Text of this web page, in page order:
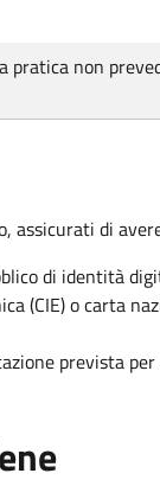
pratica non
assicurati di
di identità
(CIE) o carta
prevista